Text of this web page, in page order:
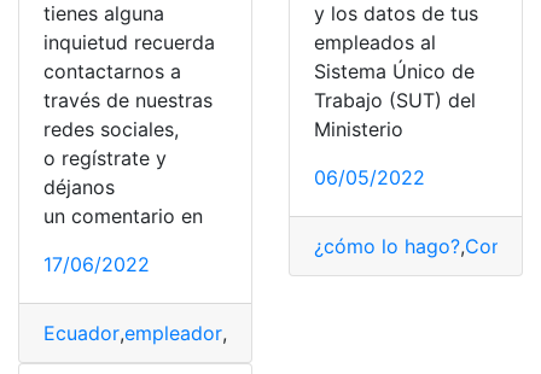
tienes alguna
inquietud recuerda
contactarnos a
través de nuestras
redes sociales,
o regístrate y
déjanos
un comentario en
17/06/2022
Ecuador,empleador,
y los datos de tus
empleados al
Sistema Único de
Trabajo (SUT) del
Ministerio
06/05/2022
¿cómo lo hago?,